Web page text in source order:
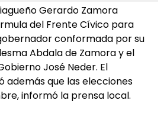
Gerardo Zamora
del Frente Cívico para
conformada por su
Abdala de Zamora y el
José Neder. El
además que las elecciones
informó la prensa local.